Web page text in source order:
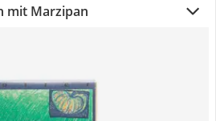
mit Marzipan